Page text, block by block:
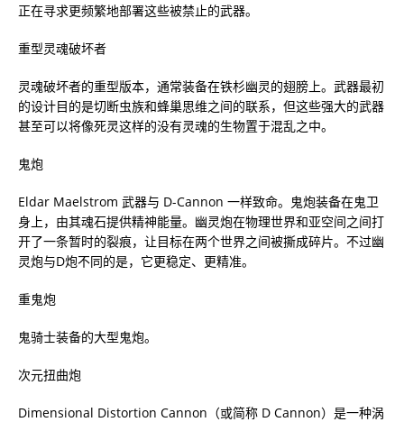
正在寻求更频繁地部署这些被禁止的武器。
重型灵魂破坏者
灵魂破坏者的重型版本，通常装备在铁杉幽灵的翅膀上。武器最初
的设计目的是切断虫族和蜂巢思维之间的联系，但这些强大的武器
甚至可以将像死灵这样的没有灵魂的生物置于混乱之中。
鬼炮
Eldar Maelstrom 武器与 D-Cannon 一样致命。鬼炮装备在鬼卫
身上，由其魂石提供精神能量。幽灵炮在物理世界和亚空间之间打
开了一条暂时的裂痕，让目标在两个世界之间被撕成碎片。不过幽
灵炮与D炮不同的是，它更稳定、更精准。
重鬼炮
鬼骑士装备的大型鬼炮。
次元扭曲炮
Dimensional Distortion Cannon（或简称 D Cannon）是一种涡